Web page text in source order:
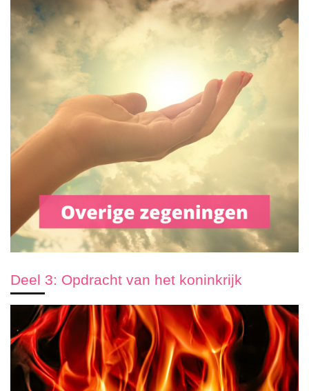
Deel 3: Opdracht van het koninkrijk